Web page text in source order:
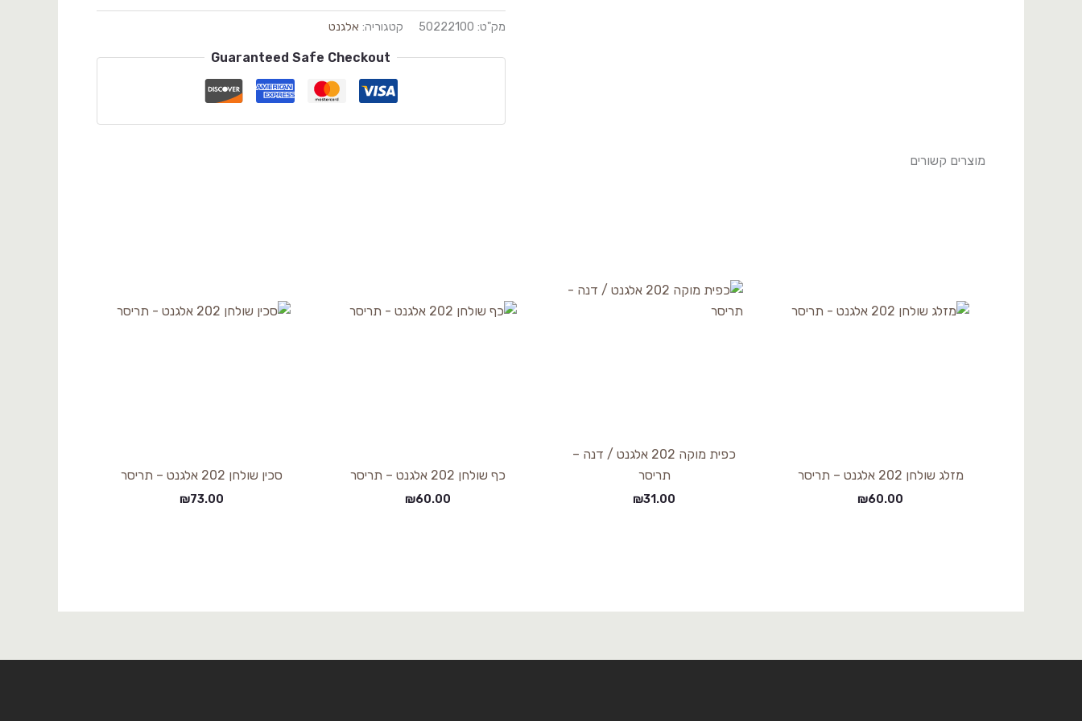
מק"ט: 50222100 קטגוריה: אלגנט
Guaranteed Safe Checkout
מוצרים קשורים
מזלג שולחן 202 אלגנט – תריסר
₪60.00
כפית מוקה 202 אלגנט / דנה –
תריסר
₪31.00
כף שולחן 202 אלגנט – תריסר
₪60.00
סכין שולחן 202 אלגנט – תריסר
₪73.00